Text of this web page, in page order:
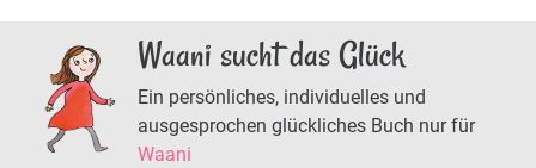
Waani sucht das Glück
Ein persönliches, individuelles und
ausgesprochen glückliches Buch nur für
Waani